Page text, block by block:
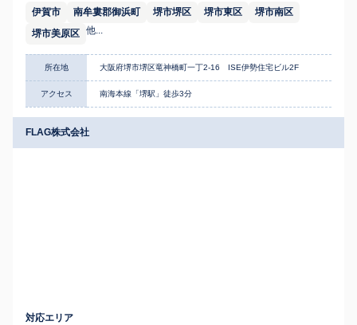
伊賀市 南牟婁郡御浜町 堺市堺区 堺市東区
堺市南区
堺市美原区 他...
所在地 大阪府堺市堺区竜神橋町一丁2-16 ISE伊勢住宅ビル2F
アクセス 南海本線「堺駅」徒歩3分
FLAG株式会社
対応エリア